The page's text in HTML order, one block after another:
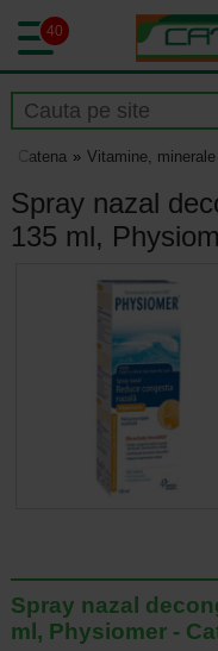
40
Catena Vitamine,
Spray nazal
135 ml,
Spray nazal
ml, Physiomer -